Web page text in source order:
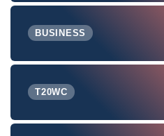
BUSINESS
T20WC